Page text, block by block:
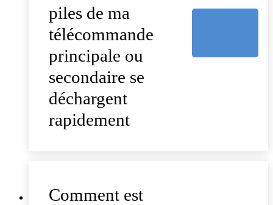
piles de ma
télécommande
principale ou
secondaire se
déchargent
rapidement
Comment est